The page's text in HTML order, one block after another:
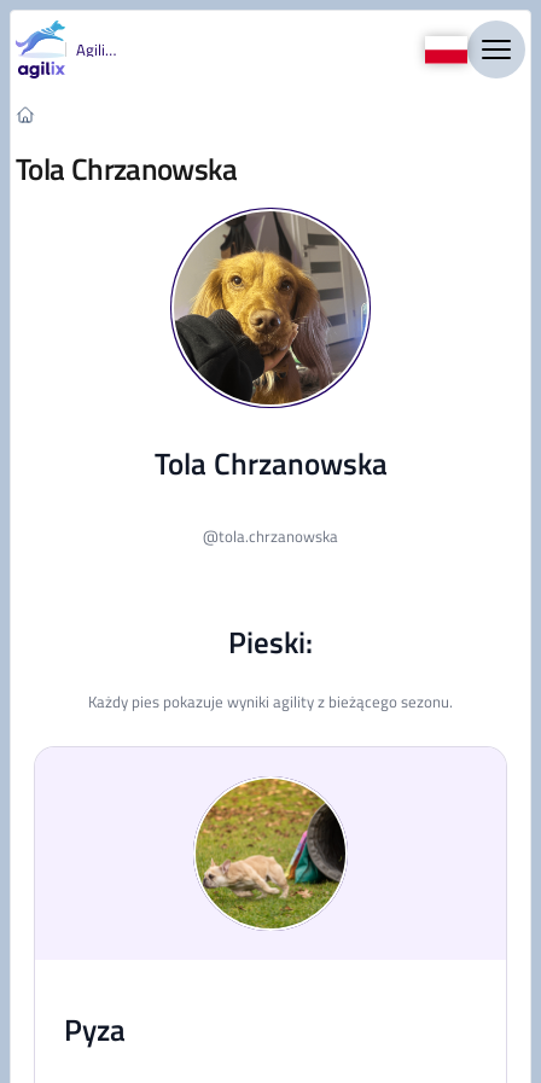
Przejdź do treści
Agility
Tola Chrzanowska
Tola Chrzanowska
@tola.chrzanowska
Pieski:
Każdy pies pokazuje wyniki agility z bieżącego sezonu.
Pyza